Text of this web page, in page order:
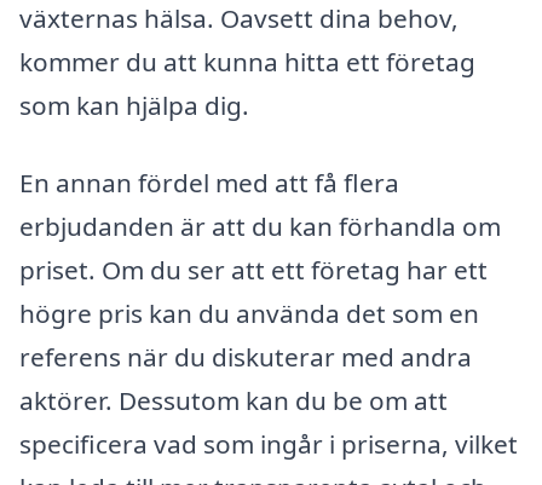
växternas hälsa. Oavsett dina behov,
kommer du att kunna hitta ett företag
som kan hjälpa dig.
En annan fördel med att få flera
erbjudanden är att du kan förhandla om
priset. Om du ser att ett företag har ett
högre pris kan du använda det som en
referens när du diskuterar med andra
aktörer. Dessutom kan du be om att
specificera vad som ingår i priserna, vilket